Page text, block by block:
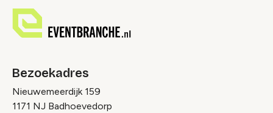
Bezoekadres
Nieuwemeerdijk 159
1171 NJ Badhoevedorp